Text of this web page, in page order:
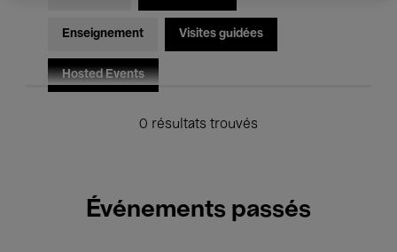
Enseignement Visites guidées
Hosted Events
0 résultats trouvés
Événements passés